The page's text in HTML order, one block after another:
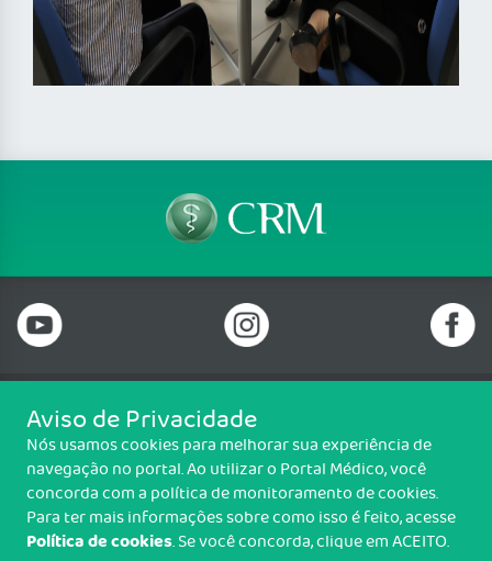
Telefone: 69 99912-5448
Email: protocolo@cremero.org.br
Avenida dos Imigrantes, 3414, Liberdade, Porto Velho/RO - CEP: 76803-
850
Copyright CREMERO. Todos os direitos reservados.
Aviso de Privacidade
Nós usamos cookies para melhorar sua experiência de
navegação no portal. Ao utilizar o Portal Médico, você
concorda com a política de monitoramento de cookies.
Para ter mais informações sobre como isso é feito, acesse
Política de cookies. Se você concorda, clique em ACEITO.